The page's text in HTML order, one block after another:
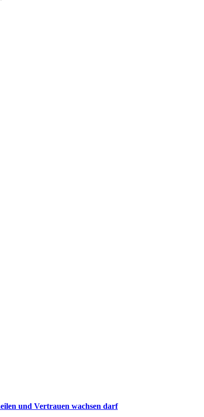
und Vertrauen wachsen darf